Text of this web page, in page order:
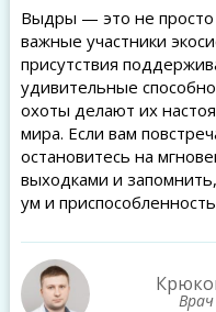
Выдры — это не просто
важные участники
присутствия
удивительные
охоты делают их
мира. Если вам
остановитесь на
выходками и
ум и